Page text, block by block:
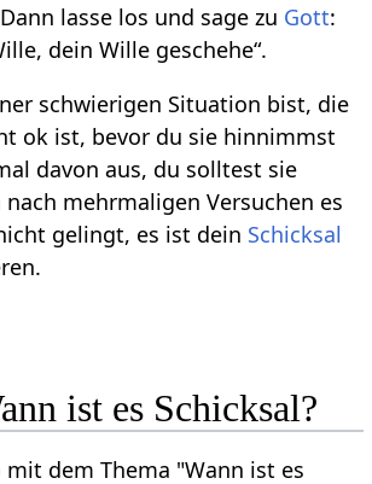
lasse los und sage zu Gott:
dein Wille geschehe“.
schwierigen Situation bist, die
ok ist, bevor du sie hinnimmst
davon aus, du solltest sie
mehrmaligen Versuchen es
gelingt, es ist dein Schicksal
ist es Schicksal?
dem Thema "Wann ist es